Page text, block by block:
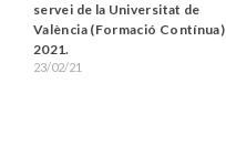
servei de la Universitat de
València (Formació Contínua)
2021.
23/02/21